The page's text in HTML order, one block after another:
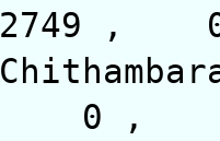
2749 ,
0 , 0